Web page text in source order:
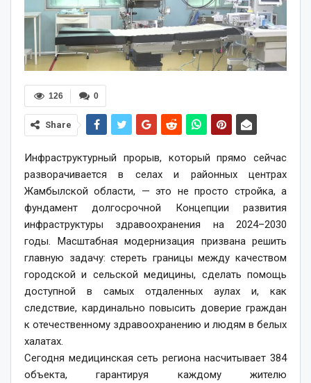
0
126
Share
Инфраструктурный прорыв, который прямо сейчас
разворачивается в селах и районных центрах
Жамбылской области, — это не просто стройка, а
фундамент долгосрочной Концепции развития
инфраструктуры здравоохранения на 2024–2030
годы. Масштабная модернизация призвана решить
главную задачу: стереть границы между качеством
городской и сельской медицины, сделать помощь
доступной в самых отдаленных аулах и, как
следствие, кардинально повысить доверие граждан
к отечественному здравоохранению и людям в белых
халатах.
Сегодня медицинская сеть региона насчитывает 384
объекта, гарантируя каждому жителю